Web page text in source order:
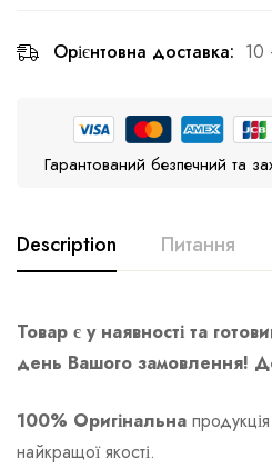
Орієнтовна доставка: 10
Гарантований безпечний та
Description Питання
Товар є у наявності та
день Вашого замовлення!
100% Оригінальна
найкращої якості.